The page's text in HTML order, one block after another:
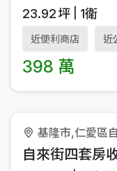
23.92坪 1衛
近便利商店 近
398 萬
基隆市,仁愛區
自來街四套房